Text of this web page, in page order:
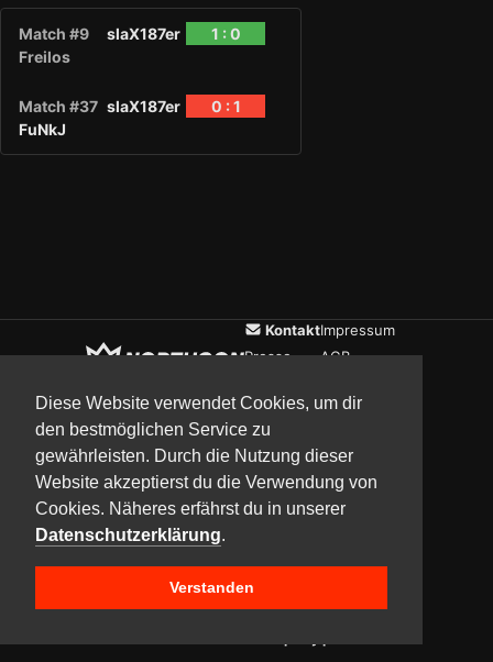
Diese Website verwendet Cookies, um dir
den bestmöglichen Service zu
gewährleisten. Durch die Nutzung dieser
Website akzeptierst du die Verwendung von
Cookies. Näheres erfährst du in unserer
Datenschutzerklärung.
Verstanden
Match #9 slaX187er
1 : 0
Freilos
Match #37 slaX187er
0 : 1
FuNkJ
Kontakt
Presse
Impressum
AGB
UpdatesCommunityMedia